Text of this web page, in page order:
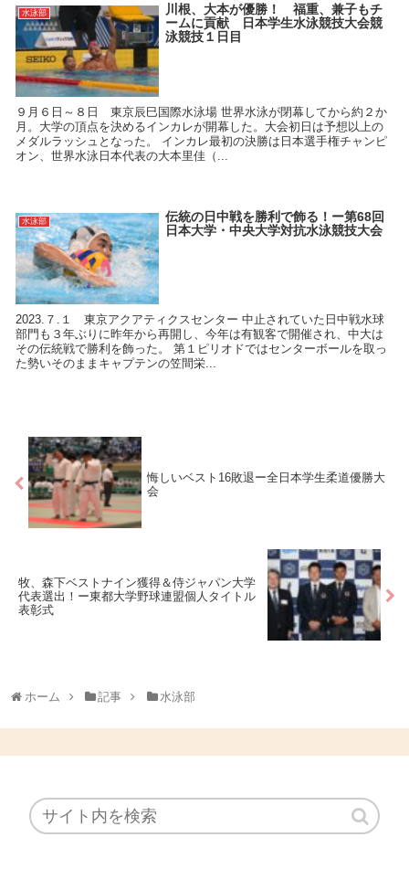
水泳部
川根、大本が優勝！ 福重、兼子もチ
ームに貢献 日本学生水泳競技大会競
泳競技１日目
９月６日～８日 東京辰巳国際水泳場 世界水泳が閉幕してから約２か
月。大学の頂点を決めるインカレが開幕した。大会初日は予想以上の
メダルラッシュとなった。 インカレ最初の決勝は日本選手権チャンピ
オン、世界水泳日本代表の大本里佳（...
水泳部
伝統の日中戦を勝利で飾る！ー第68回
日本大学・中央大学対抗水泳競技大会
2023.７.１ 東京アクアティクスセンター 中止されていた日中戦水球
部門も３年ぶりに昨年から再開し、今年は有観客で開催され、中大は
その伝統戦で勝利を飾った。 第１ピリオドではセンターボールを取っ
た勢いそのままキャプテンの笠間栄...
悔しいベスト16敗退ー全日本学生柔道優勝大
会
牧、森下ベストナイン獲得＆侍ジャパン大学
代表選出！ー東都大学野球連盟個人タイトル
表彰式
ホーム 記事 水泳部